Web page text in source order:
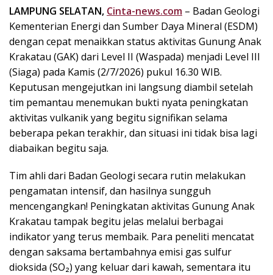
n
I
n
s
p
i
r
a
i
LAMPUNG SELATAN, Cinta-news.com – Badan Geologi
Kementerian Energi dan Sumber Daya Mineral (ESDM)
dengan cepat menaikkan status aktivitas Gunung Anak
Krakatau (GAK) dari Level II (Waspada) menjadi Level III
(Siaga) pada Kamis (2/7/2026) pukul 16.30 WIB.
Keputusan mengejutkan ini langsung diambil setelah
tim pemantau menemukan bukti nyata peningkatan
aktivitas vulkanik yang begitu signifikan selama
beberapa pekan terakhir, dan situasi ini tidak bisa lagi
diabaikan begitu saja.
Tim ahli dari Badan Geologi secara rutin melakukan
pengamatan intensif, dan hasilnya sungguh
mencengangkan! Peningkatan aktivitas Gunung Anak
Krakatau tampak begitu jelas melalui berbagai
indikator yang terus membaik. Para peneliti mencatat
dengan saksama bertambahnya emisi gas sulfur
dioksida (SO₂) yang keluar dari kawah, sementara itu